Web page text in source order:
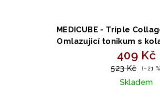
MEDICUBE - Triple
Omlazující tonikum s
409 Kč
523 Kč (–21
Skladem